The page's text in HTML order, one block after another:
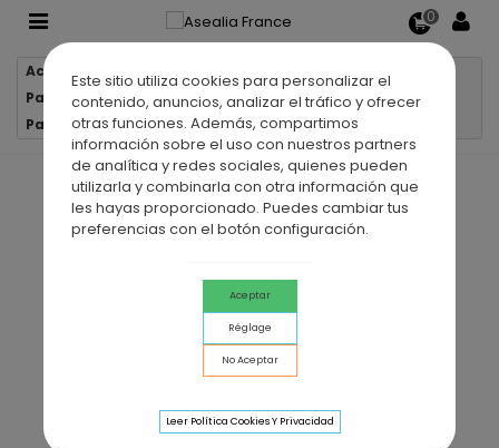
Este sitio utiliza cookies para personalizar el
contenido, anuncios, analizar el tráfico y ofrecer
otras funciones. Además, compartimos
información sobre el uso con nuestros partners
de analítica y redes sociales, quienes pueden
utilizarla y combinarla con otra información que
les hayas proporcionado. Puedes cambiar tus
preferencias con el botón configuración.
Aceptar
Réglage
No Aceptar
Leer Política Cookies Y Privacidad
0
Accueil
Parois de douche en acier inoxydable
Paroi de douche VF + PC INOX FUTURA